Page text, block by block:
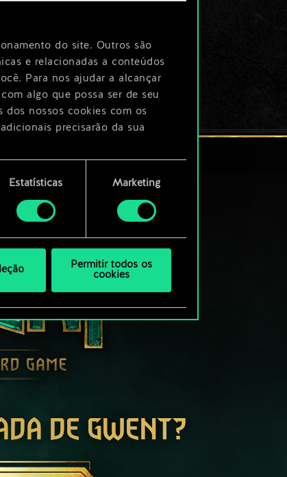
do site. Outros são
e relacionadas a conteúdos
Para nos ajudar a alcançar
algo que possa ser de seu
dos nossos cookies com os
precisarão da sua
o uso de cookies e poderá
Estatísticas Marketing
Permitir todos os
cookies
DE GWENT?